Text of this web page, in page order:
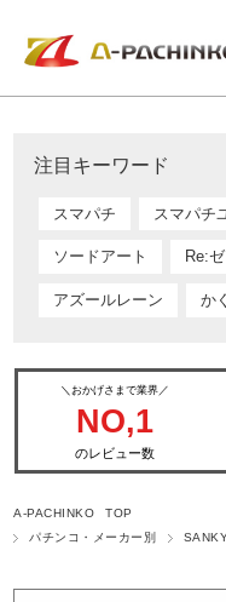
注目キーワード
スマパチ スマパチ
ソードアート Re:
アズールレーン か
＼おかげさまで業界／
NO,1
のレビュー数
A-PACHINKO TOP
パチンコ・メーカー別